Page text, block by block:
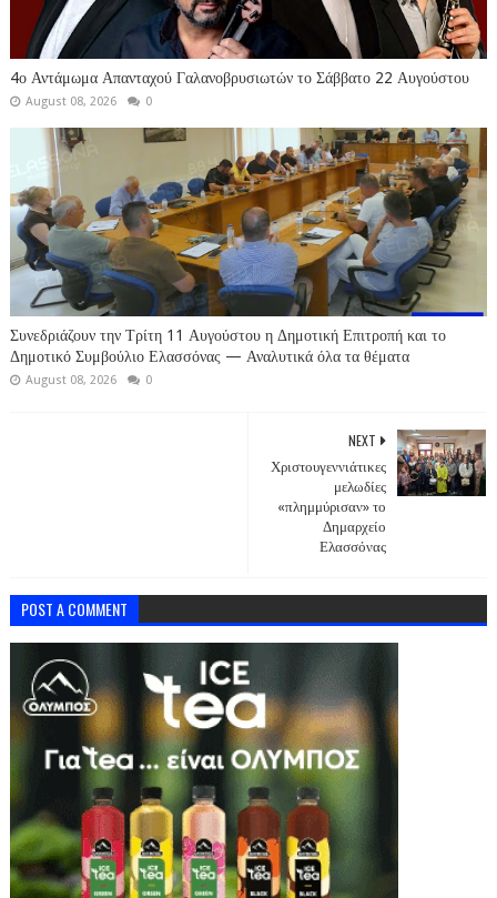
4ο Αντάμωμα Απανταχού Γαλανοβρυσιωτών το Σάββατο 22 Αυγούστου
August 08, 2026 0
Συνεδριάζουν την Τρίτη 11 Αυγούστου η Δημοτική Επιτροπή και το
Δημοτικό Συμβούλιο Ελασσόνας — Αναλυτικά όλα τα θέματα
August 08, 2026 0
NEXT
Χριστουγεννιάτικες
μελωδίες
«πλημμύρισαν» το
Δημαρχείο
Ελασσόνας
POST A COMMENT